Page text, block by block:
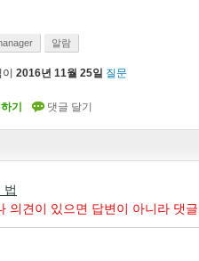
알람
2016년 11월 25일 질문
법
의견이 있으면 답변이 아니라 댓